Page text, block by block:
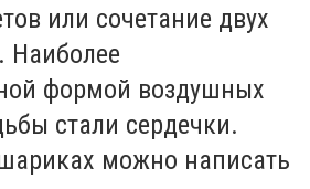
или сочетание двух
Наиболее
формой воздушных
стали сердечки.
можно написать